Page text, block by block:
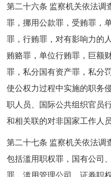
第二十六条 监察机关依法调
罪，挪用公款罪，受贿罪，
罪，行贿罪，对有影响力的
贿赂罪，单位行贿罪，巨额
罪，私分国有资产罪，私分
使公权力过程中实施的职务
职人员、国际公共组织官员
和相关联的对非国家工作人
第二十七条 监察机关依法调
包括滥用职权罪，国有公司
罪，滥用管理公司、证券职